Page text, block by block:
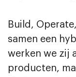
Build,
samen een
werken we zij
producten,